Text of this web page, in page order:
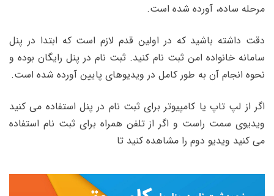
مرحله ساده، آورده شده است.
دقت داشته باشید که در اولین قدم لازم است که ابتدا در پنل
سامانه خانواده امن ثبت نام کنید. ثبت نام در پنل رایگان بوده و
نحوه انجام آن به طور کامل در ویدیوهای پایین آورده شده است.
اگر از لپ تاپ یا کامپیوتر برای ثبت نام در پنل استفاده می کنید
ویدیوی سمت راست و اگر از تلفن همراه برای ثبت نام استفاده
می کنید ویدیو دوم را مشاهده کنید تا